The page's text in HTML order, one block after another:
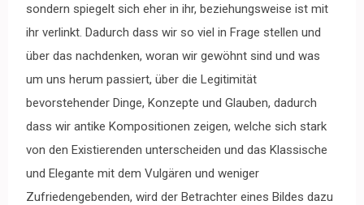
sondern spiegelt sich eher in ihr, beziehungsweise ist mit
ihr verlinkt. Dadurch dass wir so viel in Frage stellen und
über das nachdenken, woran wir gewöhnt sind und was
um uns herum passiert, über die Legitimität
bevorstehender Dinge, Konzepte und Glauben, dadurch
dass wir antike Kompositionen zeigen, welche sich stark
von den Existierenden unterscheiden und das Klassische
und Elegante mit dem Vulgären und weniger
Zufriedengebenden, wird der Betrachter eines Bildes dazu